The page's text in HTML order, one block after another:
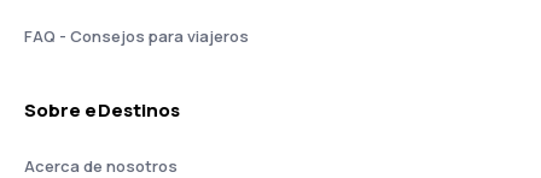
FAQ - Consejos para viajeros
Sobre eDestinos
Acerca de nosotros